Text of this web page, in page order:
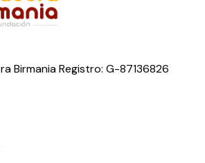
Birmania Registro: G-87136826